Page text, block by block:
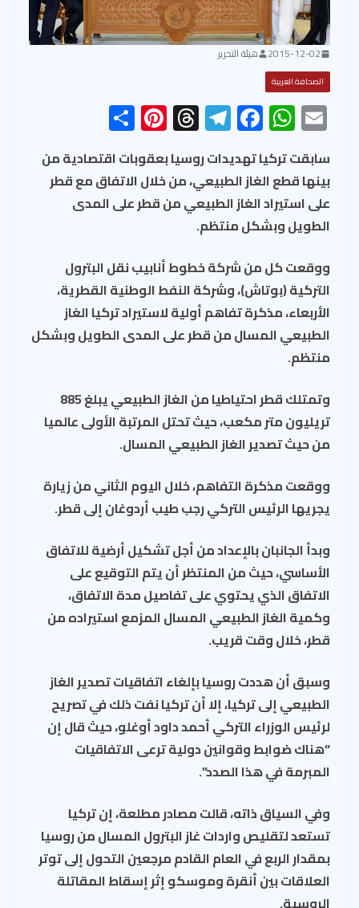
2015-12-02 هيئة التحرير
الصحافة العربية
E
m
ail
W
h
at
s
A
p
p
F
ac
e
b
o
ok
Te
le
gr
a
m
T
hr
ea
ds
Pi
nt
er
es
t
h
ar
e
سابقت تركيا تهديدات روسيا بعقوبات اقتصادية من
بينها قطع الغاز الطبيعي، من خلال الاتفاق مع قطر
على استيراد الغاز الطبيعي من قطر على المدى
الطويل وبشكل منتظم.
ووقعت كل من شركة خطوط أنابيب نقل البترول
التركية (بوتاش)، وشركة النفط الوطنية القطرية،
الأربعاء، مذكرة تفاهم أولية لاستيراد تركيا الغاز
الطبيعي المسال من قطر على المدى الطويل وبشكل
منتظم.
وتمتلك قطر احتياطيا من الغاز الطبيعي يبلغ 885
تريليون متر مكعب، حيث تحتل المرتبة الأولى عالميا
من حيث تصدير الغاز الطبيعي المسال.
ووقعت مذكرة التفاهم، خلال اليوم الثاني من زيارة
يجريها الرئيس التركي رجب طيب أردوغان إلى قطر.
وبدأ الجانبان بالإعداد من أجل تشكيل أرضية للاتفاق
الأساسي، حيث من المنتظر أن يتم التوقيع على
الاتفاق الذي يحتوي على تفاصيل مدة الاتفاق،
وكمية الغاز الطبيعي المسال المزمع استيراده من
قطر، خلال وقت قريب.
وسبق أن هددت روسيا بإلغاء اتفاقيات تصدير الغاز
الطبيعي إلى تركيا، إلا أن تركيا نفت ذلك في تصريح
لرئيس الوزراء التركي أحمد داود أوغلو، حيث قال إن
“هناك ضوابط وقوانين دولية ترعى الاتفاقيات
المبرمة في هذا الصدد”.
وفي السياق ذاته، قالت مصادر مطلعة، إن تركيا
تستعد لتقليص واردات غاز البترول المسال من روسيا
بمقدار الربع في العام القادم مرجعين التحول إلى توتر
العلاقات بين أنقرة وموسكو إثر إسقاط المقاتلة